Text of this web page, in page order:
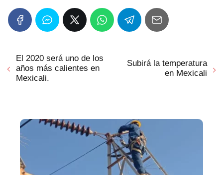
El 2020 será uno de los
años más calientes en
Mexicali.
Subirá la temperatura
en Mexicali